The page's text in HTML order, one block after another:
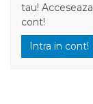
tau!
cont!
Intra in cont!